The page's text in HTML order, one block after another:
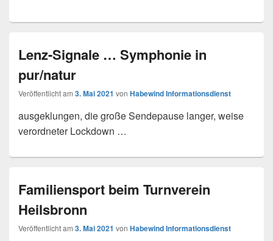
Lenz-Signale … Symphonie in
pur/natur
Veröffentlicht am 3. Mai 2021 von Habewind Informationsdienst
ausgeklungen, die große Sendepause langer, weise
verordneter Lockdown …
Familiensport beim Turnverein
Heilsbronn
Veröffentlicht am 3. Mai 2021 von Habewind Informationsdienst